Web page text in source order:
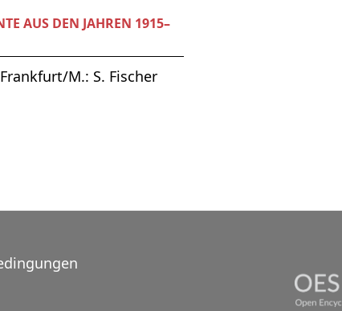
AUS DEN JAHREN 1915–
M.: S. Fischer